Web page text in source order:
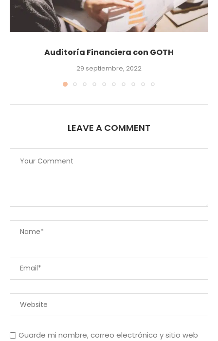
Auditoría Financiera con GOTH
29 septiembre, 2022
LEAVE A COMMENT
Guarde mi nombre, correo electrónico y sitio web